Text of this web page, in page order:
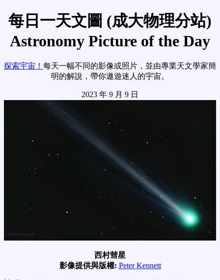
每日一天文圖 (成大物理分站)
Astronomy Picture of the Day
探索宇宙！ 每天一幅不同的影像或照片，並由專業天文學家簡
明的解說，帶你遨遊迷人的宇宙。
2023 年 9 月 9 日
西村彗星
影像提供與版權: Peter Kennett